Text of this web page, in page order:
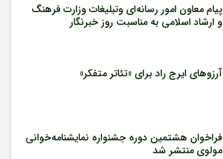
پیام معاون امور رسانه‌ای وتبلیغات وزارت فرهنگ
و ارشاد اسلامی به مناسبت روز خبرنگار
آرزوهای ایرج راد برای «تئاتر متفکر»
فراخوان هشتمین دوره جشنواره نمایشنامه‌خوانی
مولوی منتشر شد